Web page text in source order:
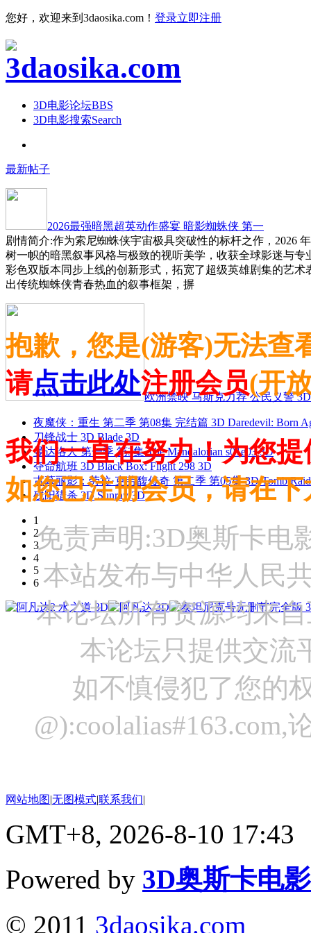
您好，欢迎来到3daosika.com！ 登录立即注册
3D电影论坛BBS
3D电影搜索Search
最新帖子
2026最强暗黑超英动作盛宴 暗影蜘蛛侠 第一
剧情简介:作为索尼蜘蛛侠宇宙极具突破性的标杆之作，2026
树一帜的暗黑叙事风格与极致的视听美学，收获全球影迷与
彩色双版本同步上线的创新形式，拓宽了超级英雄剧集的艺
出传统蜘蛛侠青春热血的叙事框架，摒
欧洲禁映 马斯克力荐 公民义警 3D
夜魔侠：重生 第二季 第08集 完结篇 3D Daredevil: Born
刀锋战士 3D Blade 3D
曼达洛人 第一季 第3集 The Mandalorian s01e03 3D
夺命航班 3D Black Box: Flight 298 3D
古墓丽影：劳拉·克劳馥传奇 第二季 第05集 3D Tomb
残阳猎杀 3D Sunray 3D
1
2
3
4
5
6
抱歉，您是(游客)无法查
请点击此处注册会员(开
我们一直在努力！为您
如您已注册会员，请在
免责声明:3D奥斯卡电
本站发布与中华人民
本论坛所有资源均来
本论坛只提供交流
如不慎侵犯了您的
网站地图|无图模式|联系我们|
GMT+8, 2026-8-10 17:43
Powered by 3D奥斯卡电
© 2011 3daosika.com